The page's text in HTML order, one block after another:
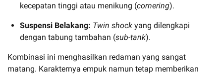
kecepatan tinggi atau menikung (cornering).
Suspensi Belakang: Twin shock yang dilengkapi
dengan tabung tambahan (sub-tank).
Kombinasi ini menghasilkan redaman yang sangat
matang. Karakternya empuk namun tetap memberikan